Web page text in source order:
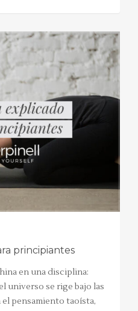
principiantes
en una disciplina:
universo se rige bajo las
el pensamiento taoísta,